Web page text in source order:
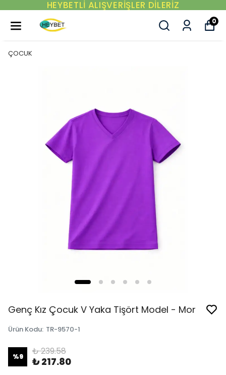
YENI SEZON ÜRÜNLER
0
ÇOCUK
Genç Kız Çocuk V Yaka Tişört Model - Mor
Ürün Kodu: TR-9570-1
%9 ₺ 239.58
₺ 217.80